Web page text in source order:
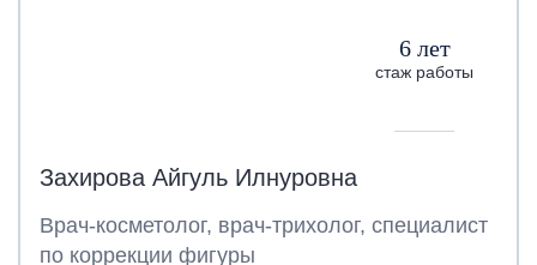
6 лет
стаж работы
Захирова Айгуль Илнуровна
Врач-косметолог, врач-трихолог, специалист
по коррекции фигуры